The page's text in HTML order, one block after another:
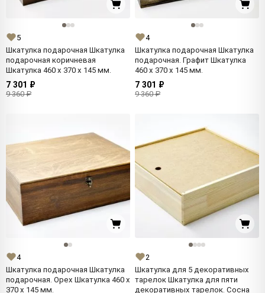
5
Шкатулка подарочная Шкатулка
подарочная коричневая
Шкатулка 460 x 370 x 145 мм.
7 301 ₽
9 360 ₽
4
Шкатулка подарочная Шкатулка
подарочная. Графит Шкатулка
460 x 370 x 145 мм.
7 301 ₽
9 360 ₽
4
Шкатулка подарочная Шкатулка
подарочная. Орех Шкатулка 460 x
370 x 145 мм.
2
Шкатулка для 5 декоративных
тарелок Шкатулка для пяти
декоративных тарелок. Сосна